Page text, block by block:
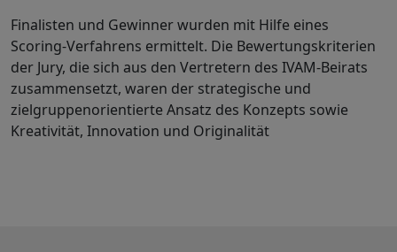
Finalisten und Gewinner wurden mit Hilfe eines
Scoring-Verfahrens ermittelt. Die Bewertungskriterien
der Jury, die sich aus den Vertretern des IVAM-Beirats
zusammensetzt, waren der strategische und
zielgruppenorientierte Ansatz des Konzepts sowie
Kreativität, Innovation und Originalität